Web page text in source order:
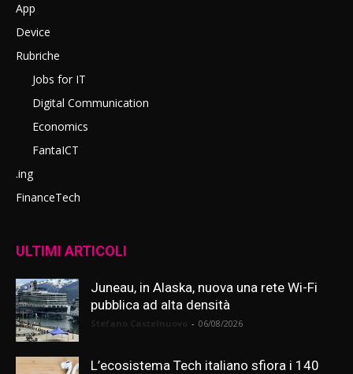
App
Device
Rubriche
Jobs for IT
Digital Communication
Economics
FantaICT
.ing
FinanceTech
ULTIMI ARTICOLI
Juneau, in Alaska, nuova una rete Wi-Fi
pubblica ad alta densità
- 06/08/2026
L’ecosistema Tech italiano sfiora i 140